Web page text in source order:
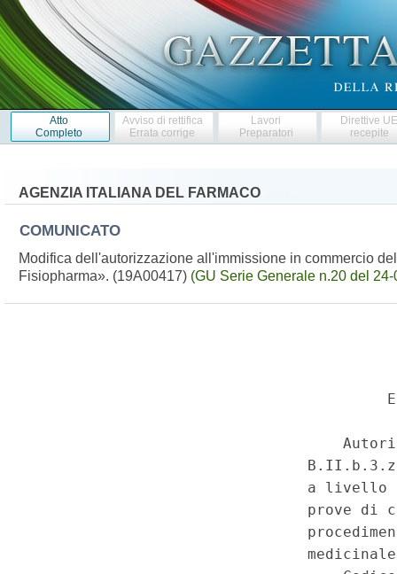
Atto
Completo
Avviso di rettifica
Errata corrige
Lavori
Preparatori
Direttive
recepite
AGENZIA ITALIANA DEL FARMACO
COMUNICATO
Modifica dell'autorizzazione all'immissione in commercio
Fisiopharma». (19A00417) (GU Serie Generale n.20 del